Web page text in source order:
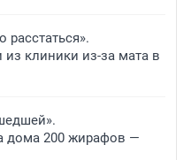
клиники из-за мата в
дома 200 жирафов —